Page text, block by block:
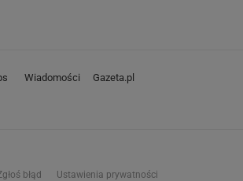
Wiadomości
Gazeta.pl
błąd Ustawienia prywatności